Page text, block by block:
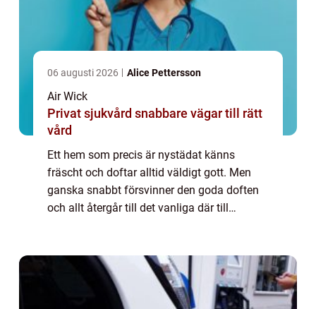
06 augusti 2026 Alice Pettersson
Air Wick
Privat sjukvård snabbare vägar till rätt
vård
Ett hem som precis är nystädat känns
fräscht och doftar alltid väldigt gott. Men
ganska snabbt försvinner den goda doften
och allt återgår till det vanliga där till